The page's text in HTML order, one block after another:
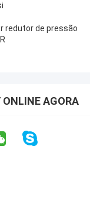
redutor de pressão
AGORA